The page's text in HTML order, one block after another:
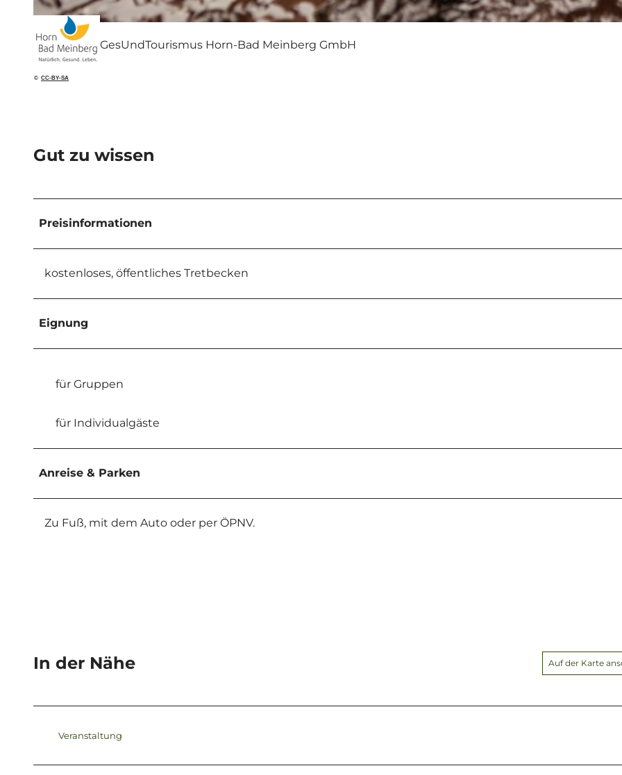
© Tourismus NRW e.V. |
© CC-BY-SA
GesUndTourismus Horn-Bad Meinberg GmbH
Gut zu wissen
Preisinformationen
kostenloses, öffentliches Tretbecken
Eignung
für Gruppen
für Individualgäste
Anreise & Parken
Zu Fuß, mit dem Auto oder per ÖPNV.
In der Nähe Auf der Karte
Veranstaltung